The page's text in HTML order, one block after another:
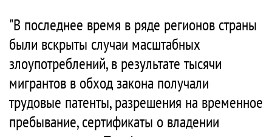
"В последнее время в ряде регионов страны
были вскрыты случаи масштабных
злоупотреблений, в результате тысячи
мигрантов в обход закона получали
трудовые патенты, разрешения на временное
пребывание, сертификаты о владении